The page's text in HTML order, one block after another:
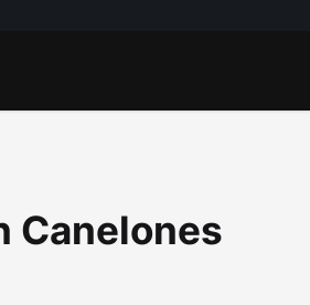
Canelones